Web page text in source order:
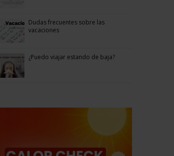
Dudas frecuentes sobre las
vacaciones
¿Puedo viajar estando de baja?